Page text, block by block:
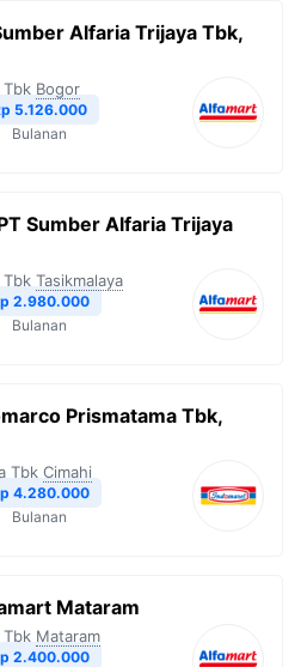
Alfaria Trijaya Tbk,
Tbk Bogor
5.126.000
Bulanan
Sumber Alfaria Trijaya
Tbk Tasikmalaya
2.980.000
Bulanan
Prismatama Tbk,
Tbk Cimahi
4.280.000
Bulanan
Mataram
Tbk Mataram
2.400.000